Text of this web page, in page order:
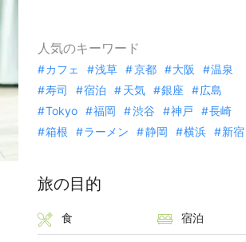
人気のキーワード
カフェ 浅草 京都 大阪
温泉
寿司
宿泊 天気 銀座
広島
Tokyo
福岡 渋谷 神戸
長崎
箱根
ラーメン 静岡 横浜 新宿
旅の目的
食 宿泊